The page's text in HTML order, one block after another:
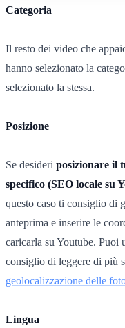
Categoria
Il resto dei video che
hanno selezionato la
selezionato la stessa.
Posizione
Se desideri posizionare il
specifico (SEO locale su
questo caso ti consiglio di
anteprima e inserire le
caricarla su Youtube. Puoi
consiglio di leggere di più
geolocalizzazione delle
Lingua